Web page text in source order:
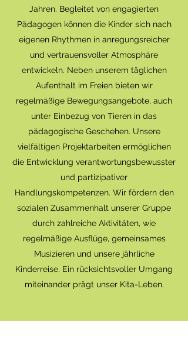
Jahren. Begleitet von engagierten
Pädagogen können die Kinder sich nach
eigenen Rhythmen in anregungsreicher
und vertrauensvoller Atmosphäre
entwickeln. Neben unserem täglichen
Aufenthalt im Freien bieten wir
regelmäßige Bewegungsangebote, auch
unter Einbezug von Tieren in das
pädagogische Geschehen. Unsere
vielfältigen Projektarbeiten ermöglichen
die Entwicklung verantwortungsbewusster
und partizipativer
Handlungskompetenzen. Wir fördern den
sozialen Zusammenhalt unserer Gruppe
durch zahlreiche Aktivitäten, wie
regelmäßige Ausflüge, gemeinsames
Musizieren und unsere jährliche
Kinderreise. Ein rücksichtsvoller Umgang
miteinander prägt unser Kita-Leben.